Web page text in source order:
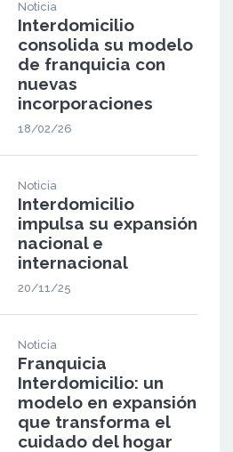
Noticia
Interdomicilio
consolida su modelo
de franquicia con
nuevas
incorporaciones
18/02/26
Noticia
Interdomicilio
impulsa su expansión
nacional e
internacional
20/11/25
Noticia
Franquicia
Interdomicilio: un
modelo en expansión
que transforma el
cuidado del hogar